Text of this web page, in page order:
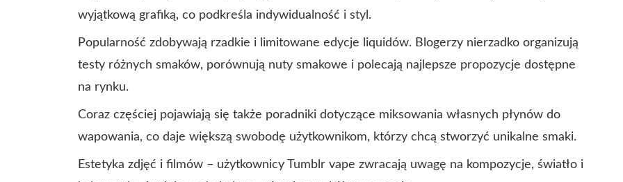
wyjątkową grafiką, co podkreśla indywidualność i styl.
Popularność zdobywają rzadkie i limitowane edycje liquidów. Blogerzy nierzadko organizują
testy różnych smaków, porównują nuty smakowe i polecają najlepsze propozycje dostępne
na rynku.
Coraz częściej pojawiają się także poradniki dotyczące miksowania własnych płynów do
wapowania, co daje większą swobodę użytkownikom, którzy chcą stworzyć unikalne smaki.
Estetyka zdjęć i filmów – użytkownicy Tumblr vape zwracają uwagę na kompozycje, światło i